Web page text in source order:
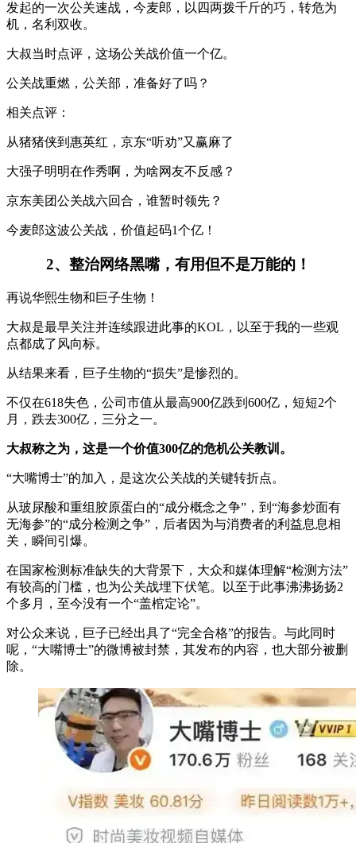
发起的一次公关速战，今麦郎，以四两拨千斤的巧，转危为
机，名利双收。
大叔当时点评，这场公关战价值一个亿。
公关战重燃，公关部，准备好了吗？
相关点评：
从猪猪侠到惠英红，京东“听劝”又赢麻了
大强子明明在作秀啊，为啥网友不反感？
京东美团公关战六回合，谁暂时领先？
今麦郎这波公关战，价值起码1个亿！
2、整治网络黑嘴，有用但不是万能的！
再说华熙生物和巨子生物！
大叔是最早关注并连续跟进此事的KOL，以至于我的一些观
点都成了风向标。
从结果来看，巨子生物的“损失”是惨烈的。
不仅在618失色，公司市值从最高900亿跌到600亿，短短2个
月，跌去300亿，三分之一。
大叔称之为，这是一个价值300亿的危机公关教训。
“大嘴博士”的加入，是这次公关战的关键转折点。
从玻尿酸和重组胶原蛋白的“成分概念之争”，到“海参炒面有
无海参”的“成分检测之争”，后者因为与消费者的利益息息相
关，瞬间引爆。
在国家检测标准缺失的大背景下，大众和媒体理解“检测方法”
有较高的门槛，也为公关战埋下伏笔。以至于此事沸沸扬扬2
个多月，至今没有一个“盖棺定论”。
对公众来说，巨子已经出具了“完全合格”的报告。与此同时
呢，“大嘴博士”的微博被封禁，其发布的内容，也大部分被删
除。